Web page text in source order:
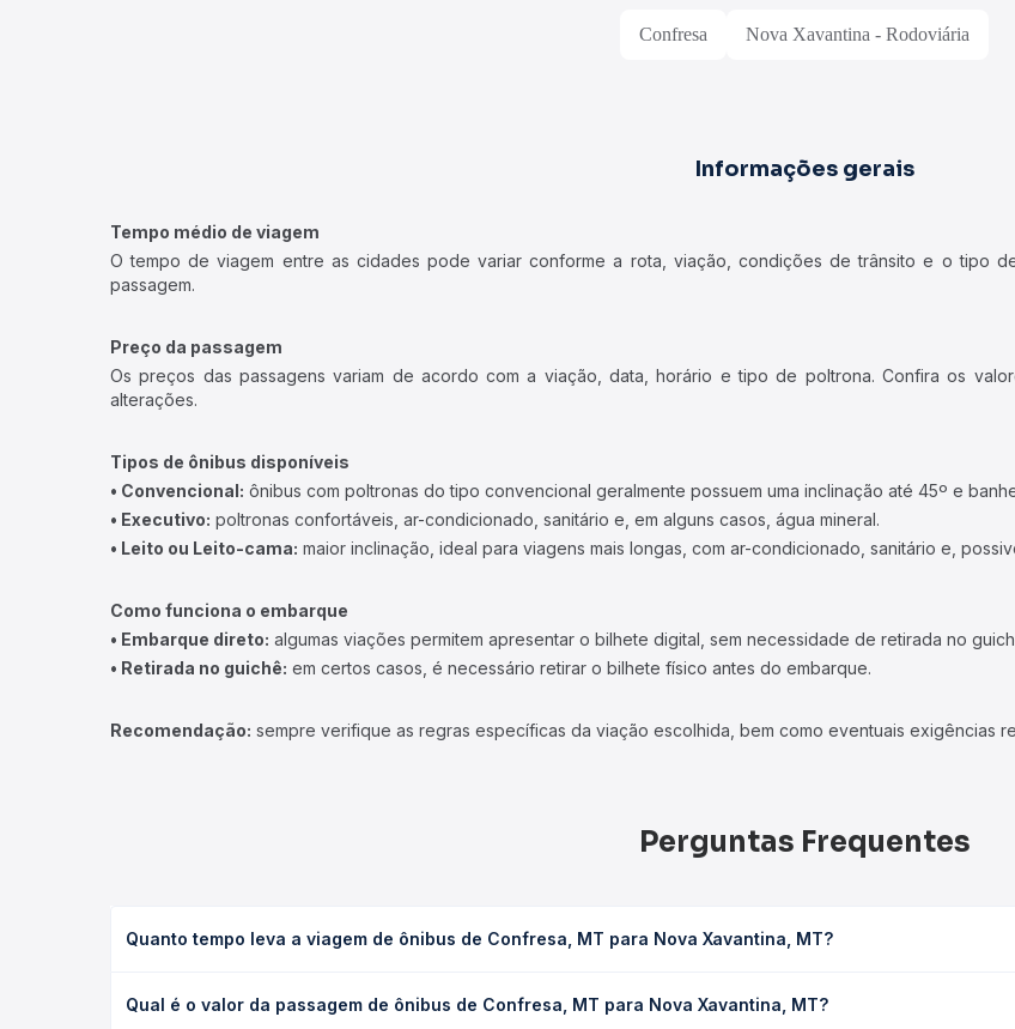
Confresa Nova Xavantina - Rodoviária
Informações gerais
Tempo médio de viagem
O tempo de viagem entre as cidades pode variar conforme a rota, viação, condições de trânsito e o tipo
passagem.
Preço da passagem
Os preços das passagens variam de acordo com a viação, data, horário e tipo de poltrona. Confira os
alterações.
Tipos de ônibus disponíveis
• Convencional: ônibus com poltronas do tipo convencional geralmente possuem uma inclinação até 45º e
• Executivo: poltronas confortáveis, ar-condicionado, sanitário e, em alguns casos, água mineral.
• Leito ou Leito-cama: maior inclinação, ideal para viagens mais longas, com ar-condicionado, sanitário e,
Como funciona o embarque
• Embarque direto: algumas viações permitem apresentar o bilhete digital, sem necessidade de retirada no
• Retirada no guichê: em certos casos, é necessário retirar o bilhete físico antes do embarque.
Recomendação: sempre verifique as regras específicas da viação escolhida, bem como eventuais exigências
Perguntas Frequentes
Quanto tempo leva a viagem de ônibus de Confresa, MT para Nova Xavantina, MT?
leito) e as condições de tráfego. Na Quero Passagem você consulta os horários disponíveis e vê a duração
Qual é o valor da passagem de ônibus de Confresa, MT para Nova Xavantina, MT?